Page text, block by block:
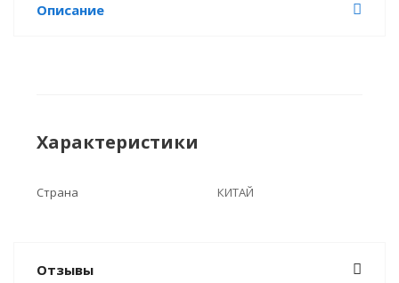
Описание
Характеристики
Страна КИТАЙ
Отзывы